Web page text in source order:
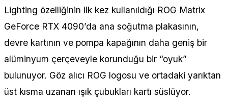
Lighting özelliğinin ilk kez kullanıldığı ROG Matrix
GeForce RTX 4090’da ana soğutma plakasının,
devre kartının ve pompa kapağının daha geniş bir
alüminyum çerçeveyle korunduğu bir “oyuk”
bulunuyor. Göz alıcı ROG logosu ve ortadaki yarıktan
üst kısma uzanan ışık çubukları kartı süslüyor.